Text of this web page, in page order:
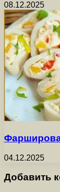
08.12.2025
04.12.2025
Добавить